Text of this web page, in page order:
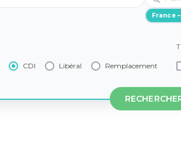
France
CDI Libéral Remplacement